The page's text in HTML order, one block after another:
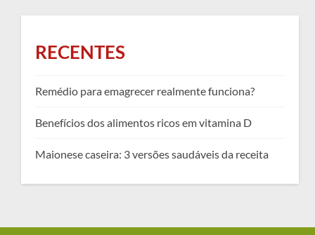
RECENTES
Remédio para emagrecer realmente funciona?
Benefícios dos alimentos ricos em vitamina D
Maionese caseira: 3 versões saudáveis da receita